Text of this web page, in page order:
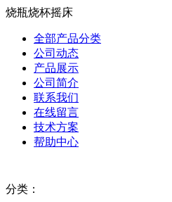
烧瓶烧杯摇床
全部产品分类
公司动态
产品展示
公司简介
联系我们
在线留言
技术方案
帮助中心
分类：